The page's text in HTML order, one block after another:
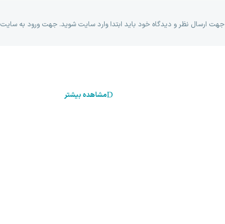
جهت ارسال نظر و دیدگاه خود باید ابتدا وارد سایت شوید. جهت ورود به سایت
مشاهده بیشتر